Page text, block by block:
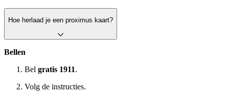
Hoe herlaad je een proximus kaart?
Bellen
Bel gratis 1911.
Volg de instructies.